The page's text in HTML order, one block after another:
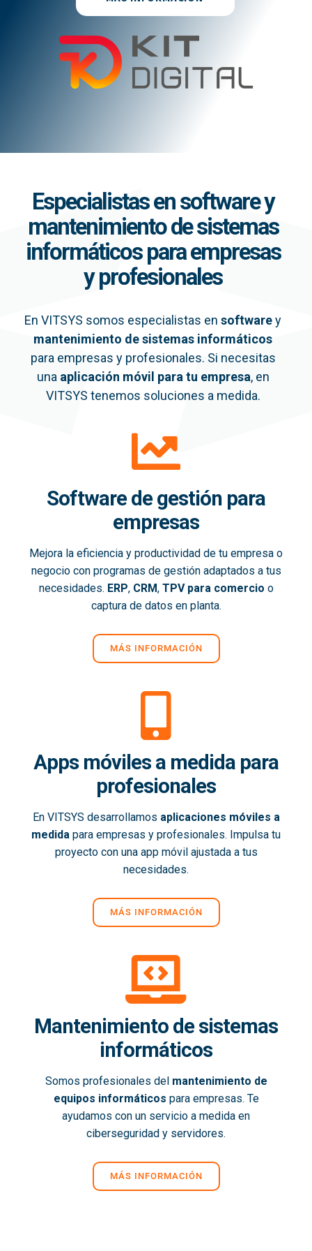
Especialistas en software y
mantenimiento de sistemas
informáticos para empresas
y profesionales
En VITSYS somos especialistas en softwarey
mantenimiento de sistemas informáticos
para empresas y profesionales. Si necesitas
una aplicación móvil para tu empresa, en
VITSYS tenemos soluciones a medida.
Software de gestión para
empresas
Mejora la eficiencia y productividad de tu empresa o
negocio con programas de gestión adaptados a tus
necesidades. ERP, CRM, TPV para comercio o
captura de datos en planta.
MÁS INFORMACIÓN
Apps móviles a medida para
profesionales
En VITSYS desarrollamos aplicaciones móviles a
medida para empresas y profesionales. Impulsa tu
proyecto con una app móvil ajustada a tus
necesidades.
MÁS INFORMACIÓN
Mantenimiento de sistemas
informáticos
Somos profesionales del mantenimiento de
equipos informáticos para empresas. Te
ayudamos con un servicio a medida en
ciberseguridad y servidores.
MÁS INFORMACIÓN